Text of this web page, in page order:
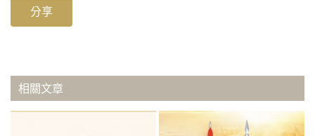
分享
相關文章